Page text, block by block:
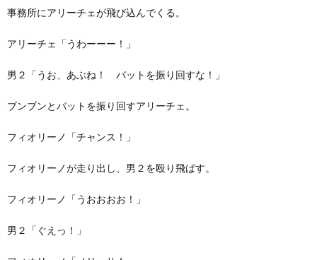
事務所にアリーチェが飛び込んでくる。
アリーチェ「うわーーー！」
男２「うお、あぶね！ バットを振り回すな！」
ブンブンとバットを振り回すアリーチェ。
フィオリーノ「チャンス！」
フィオリーノが走り出し、男２を殴り飛ばす。
フィオリーノ「うおおおお！」
男２「ぐえっ！」